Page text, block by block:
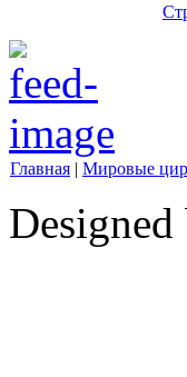
Главная | Мировые